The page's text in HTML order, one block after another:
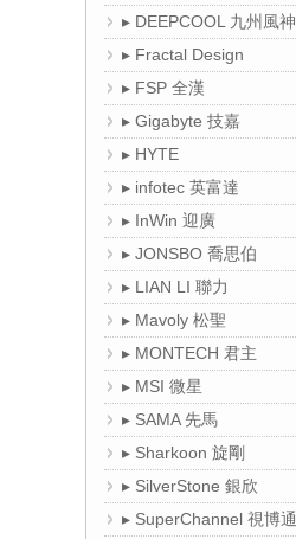
▸ DEEPCOOL 九州風神
▸ Fractal Design
▸ FSP 全漢
▸ Gigabyte 技嘉
▸ HYTE
▸ infotec 英富達
▸ InWin 迎廣
▸ JONSBO 喬思伯
▸ LIAN LI 聯力
▸ Mavoly 松聖
▸ MONTECH 君主
▸ MSI 微星
▸ SAMA 先馬
▸ Sharkoon 旋剛
▸ SilverStone 銀欣
▸ SuperChannel 視博通